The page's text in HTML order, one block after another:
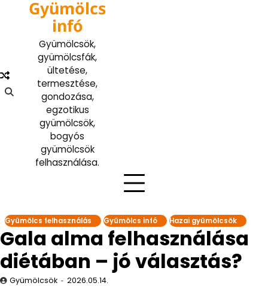
Gyümölcs
infó
Gyümölcsök,
gyümölcsfák,
ültetése,
termesztése,
gondozása,
egzotikus
gyümölcsök,
bogyós
gyümölcsök
felhasználása.
Gyümölcs felhasználás Gyümölcs infó Hazai gyümölcsök
Gala alma felhasználása
diétában – jó választás?
Gyümölcsök 2026.05.14.